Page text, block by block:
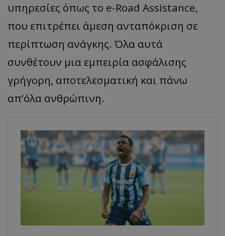
υπηρεσίες όπως το e-Road Assistance,
που επιτρέπει άμεση ανταπόκριση σε
περίπτωση ανάγκης. Όλα αυτά
συνθέτουν μια εμπειρία ασφάλισης
γρήγορη, αποτελεσματική και πάνω
απ’όλα ανθρώπινη.